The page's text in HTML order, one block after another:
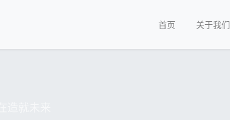
首页 关于我们